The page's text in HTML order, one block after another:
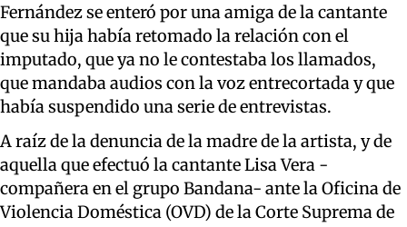
Fernández se enteró por una amiga de la cantante
que su hija había retomado la relación con el
imputado, que ya no le contestaba los llamados,
que mandaba audios con la voz entrecortada y que
había suspendido una serie de entrevistas.
A raíz de la denuncia de la madre de la artista, y de
aquella que efectuó la cantante Lisa Vera -
compañera en el grupo Bandana- ante la Oficina de
Violencia Doméstica (OVD) de la Corte Suprema de